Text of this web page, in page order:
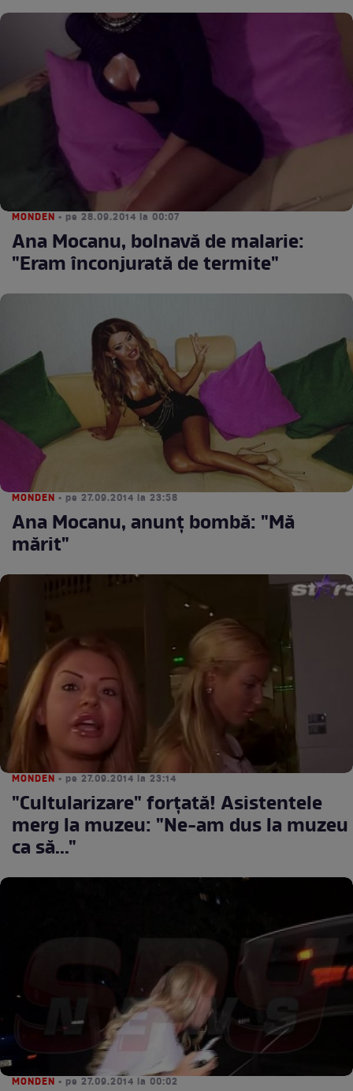
MONDEN • pe 28.09.2014 la 00:07
Ana Mocanu, bolnavă de malarie:
"Eram înconjurată de termite"
MONDEN • pe 27.09.2014 la 23:58
Ana Mocanu, anunţ bombă: "Mă
mărit"
MONDEN • pe 27.09.2014 la 23:14
"Cultularizare" forţată! Asistentele
merg la muzeu: "Ne-am dus la muzeu
ca să..."
MONDEN • pe 27.09.2014 la 00:02